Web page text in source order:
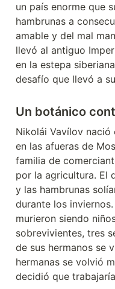
un país enorme que
hambrunas a
amable y del mal
llevó al antiguo
en la estepa
desafío que llevó a
Un botánico
Nikolái Vavílov
en las afueras de
familia de
por la agricultura. El
y las hambrunas
durante los
murieron siendo
sobrevivientes, tres
de sus hermanos se
hermanas se volvió
decidió que